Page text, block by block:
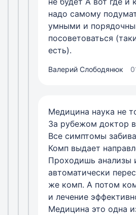
надо самому
умными и
посоветоваться
есть).
Валерий Слободянюк
Медицина наука не
За рубежом доктор
Все симптомы
Комп выдает
Проходишь анализы
автоматически
же комп. А потом
и лечение
Медицина это одна